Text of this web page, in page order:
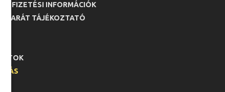
FIZETÉSI INFORMÁCIÓK
BARÁT TÁJÉKOZTATÓ